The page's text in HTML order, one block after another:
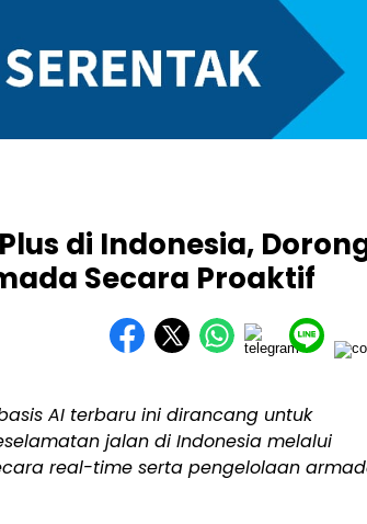
di Indonesia,
Secara Proaktif
AI terbaru ini dirancang untuk
jalan di Indonesia melalui
real-time serta pengelolaan